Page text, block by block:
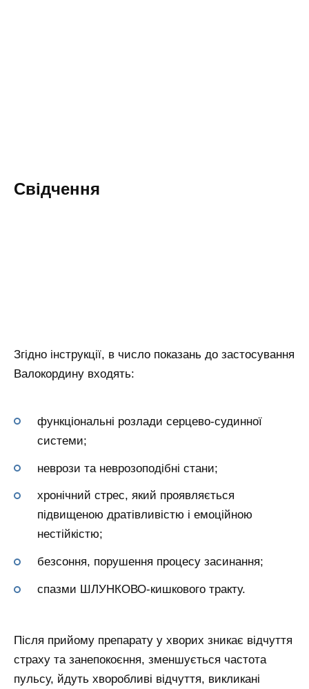
Свідчення
Згідно інструкції, в число показань до застосування
Валокордину входять:
функціональні розлади серцево-судинної
системи;
неврози та неврозоподібні стани;
хронічний стрес, який проявляється
підвищеною дратівливістю і емоційною
нестійкістю;
безсоння, порушення процесу засинання;
спазми ШЛУНКОВО-кишкового тракту.
Після прийому препарату у хворих зникає відчуття
страху та занепокоєння, зменшується частота
пульсу, йдуть хворобливі відчуття, викликані